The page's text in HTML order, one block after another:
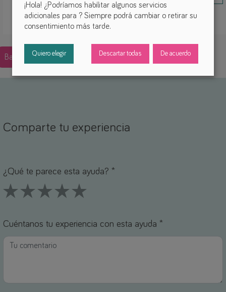
Back
Comparte tu experiencia
¿Qué te parece esta ayuda? *
Cuéntanos tu experiencia con esta ayuda *
¡Hola! ¿Podríamos habilitar algunos servicios
adicionales para ? Siempre podrá cambiar o retirar su
consentimiento más tarde.
Quiero elegir Descartar todas De acuerdo